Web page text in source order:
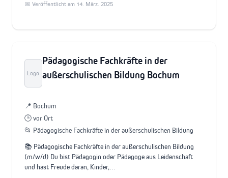
📅 Veröffentlicht am 14. März. 2025
Logo
Pädagogische Fachkräfte in der
außerschulischen Bildung Bochum
📍 Bochum
🕒 vor Ort
📂 Pädagogische Fachkräfte in der außerschulischen Bildung
📚 Pädagogische Fachkräfte in der außerschulischen Bildung
(m/w/d) Du bist Pädagogin oder Pädagoge aus Leidenschaft
und hast Freude daran, Kinder,…